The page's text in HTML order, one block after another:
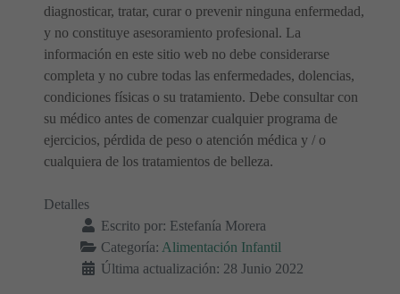
diagnosticar, tratar, curar o prevenir ninguna enfermedad,
y no constituye asesoramiento profesional. La
información en este sitio web no debe considerarse
completa y no cubre todas las enfermedades, dolencias,
condiciones físicas o su tratamiento. Debe consultar con
su médico antes de comenzar cualquier programa de
ejercicios, pérdida de peso o atención médica y / o
cualquiera de los tratamientos de belleza.
Detalles
Escrito por: Estefanía Morera
Categoría: Alimentación Infantil
Última actualización: 28 Junio 2022